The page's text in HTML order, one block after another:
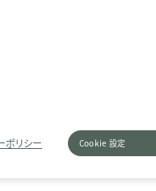
ポリシー Cookie 設定